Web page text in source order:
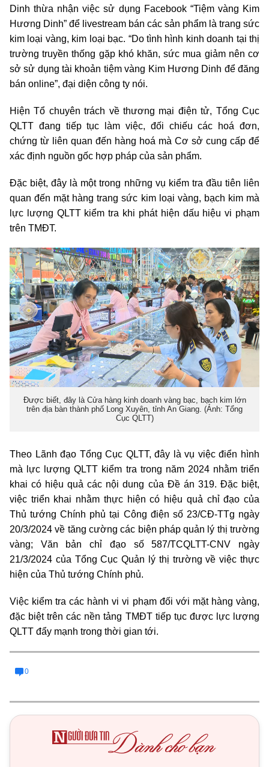
Dinh thừa nhận việc sử dụng Facebook “Tiệm vàng Kim
Hương Dinh” để livestream bán các sản phẩm là trang sức
kim loại vàng, kim loại bạc. “Do tình hình kinh doanh tại thị
trường truyền thống gặp khó khăn, sức mua giảm nên cơ
sở sử dụng tài khoản tiệm vàng Kim Hương Dinh để đăng
bán online”, đại diện công ty nói.
Hiện Tổ chuyên trách về thương mại điện tử, Tổng Cục
QLTT đang tiếp tục làm việc, đối chiếu các hoá đơn,
chứng từ liên quan đến hàng hoá mà Cơ sở cung cấp để
xác định nguồn gốc hợp pháp của sản phẩm.
Đặc biệt, đây là một trong những vụ kiểm tra đầu tiên liên
quan đến mặt hàng trang sức kim loại vàng, bạch kim mà
lực lượng QLTT kiểm tra khi phát hiện dấu hiệu vi phạm
trên TMĐT.
Được biết, đây là Cửa hàng kinh doanh vàng bạc, bạch kim lớn
trên địa bàn thành phố Long Xuyên, tỉnh An Giang. (Ảnh: Tổng
Cục QLTT)
Theo Lãnh đạo Tổng Cục QLTT, đây là vụ việc điển hình
mà lực lượng QLTT kiểm tra trong năm 2024 nhằm triển
khai có hiệu quả các nội dung của Đề án 319. Đặc biệt,
việc triển khai nhằm thực hiện có hiệu quả chỉ đạo của
Thủ tướng Chính phủ tại Công điện số 23/CĐ-TTg ngày
20/3/2024 về tăng cường các biện pháp quản lý thị trường
vàng; Văn bản chỉ đạo số 587/TCQLTT-CNV ngày
21/3/2024 của Tổng Cục Quản lý thị trường về việc thực
hiện của Thủ tướng Chính phủ.
Việc kiểm tra các hành vi vi phạm đối với mặt hàng vàng,
đặc biệt trên các nền tảng TMĐT tiếp tục được lực lượng
QLTT đẩy mạnh trong thời gian tới.
0